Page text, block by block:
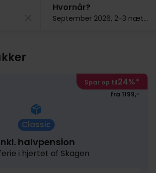
Hvornår?
September 2026, 2-3 nætter
Spar op til24%*
fra 1199,-
Classic
halvpension
i hjertet af Skagen